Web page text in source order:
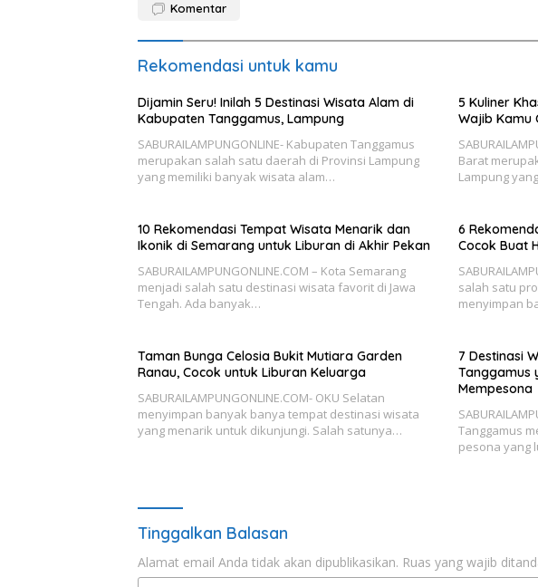
Komentar
Rekomendasi untuk kamu
Dijamin Seru! Inilah 5 Destinasi Wisata Alam di
Kabupaten Tanggamus, Lampung
SABURAILAMPUNGONLINE- Kabupaten Tanggamus
merupakan salah satu daerah di Provinsi Lampung
yang memiliki banyak wisata alam…
5 Kuliner
Wajib Kamu
Barat
Lampung
10 Rekomendasi Tempat Wisata Menarik dan
Ikonik di Semarang untuk Liburan di Akhir Pekan
SABURAILAMPUNGONLINE.COM – Kota Semarang
menjadi salah satu destinasi wisata favorit di Jawa
Tengah. Ada banyak…
6
Cocok Buat
salah satu
menyimpan
Taman Bunga Celosia Bukit Mutiara Garden
Ranau, Cocok untuk Liburan Keluarga
SABURAILAMPUNGONLINE.COM- OKU Selatan
menyimpan banyak banya tempat destinasi wisata
yang menarik untuk dikunjungi. Salah satunya…
7 Destinasi
Tanggamus
Mempesona
Tanggamus
pesona yang
Tinggalkan Balasan
Alamat email Anda tidak akan dipublikasikan. Ruas yang wajib